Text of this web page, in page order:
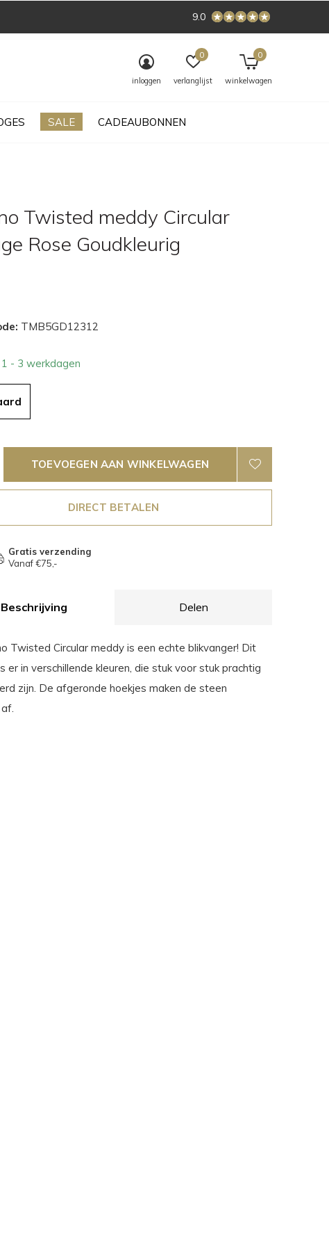
SALE CADEAUBONNEN
inloggen verlanglijst
0
winkelwagen
0
9.0
Twisted meddy Circular
Rose Goudkleurig
TMB5GD12312
- 3 werkdagen
TOEVOEGEN AAN WINKELWAGEN
DIRECT BETALEN
Gratis verzending
Vanaf €75,-
Beschrijving Delen
Twisted Circular meddy is een echte blikvanger! Dit
er in verschillende kleuren, die stuk voor stuk prachtig
zijn. De afgeronde hoekjes maken de steen